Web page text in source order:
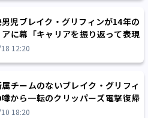
男児ブレイク・グリフィンが14年の
アに幕「キャリアを振り返って表現
たのは感謝の気持ち」
12:20
属チームのないブレイク・グリフィ
噂から一転のクリッパーズ電撃復帰
18:20